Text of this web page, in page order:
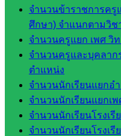
จำนวนข้าราชการครู
ศึกษา) จำแนกตามวิช
จำนวนครูแยก เพศ วิ
จำนวนครูและบุคลาก
ตำแหน่ง
จำนวนนักเรียนแยกอำ
จำนวนนักเรียนแยกเ
จำนวนนักเรียนโรงเรี
จำนวนนักเรียนโรงเ
นิเทศ
ดร.สราว
ดี เพ็งศรี
โคตร
เว็บไซต์
คณะ
กรรมการ
ก.ต.ป.น.